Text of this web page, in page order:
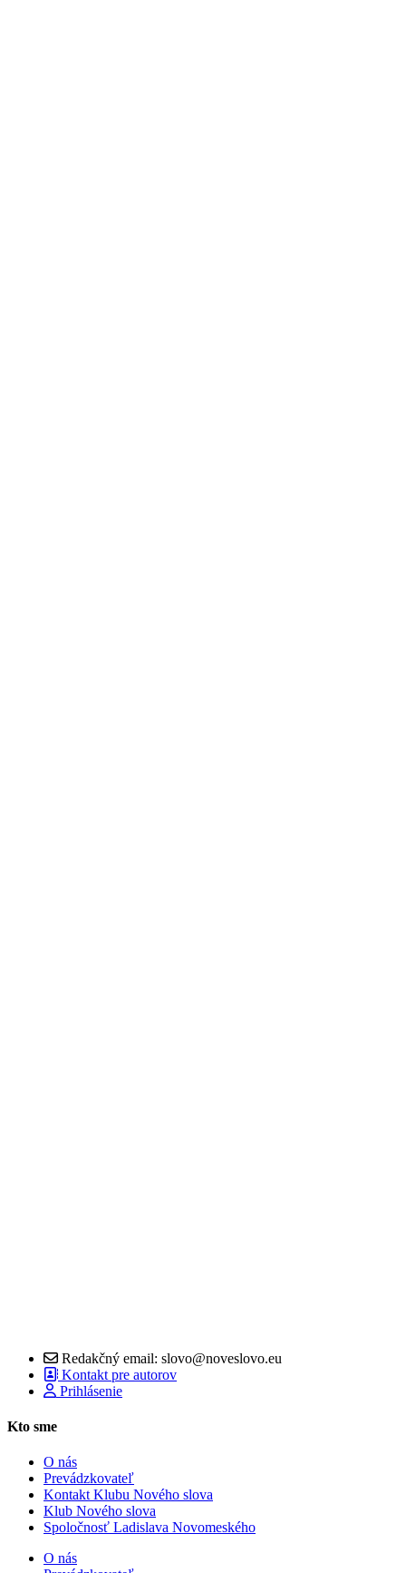
Redakčný email: slovo@noveslovo.eu
Kontakt pre autorov
Prihlásenie
Kto sme
O nás
Prevádzkovateľ
Kontakt Klubu Nového slova
Klub Nového slova
Spoločnosť Ladislava Novomeského
O nás